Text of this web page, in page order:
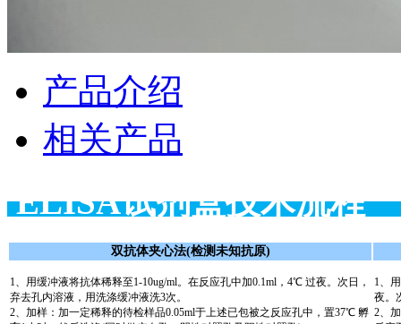
产品介绍
相关产品
ELISA试剂盒技
双抗体夹心法(检测未知抗原)
1、用缓冲液将抗体稀释至1-10ug/ml。在反应孔中加0.1ml，4℃ 过夜。次日，
弃去孔内溶液，用洗涤缓冲液洗3次。
2、加样：加一定稀释的待检样品0.05ml于上述已包被之反应孔中，置37℃ 孵
1、
夜。
2、